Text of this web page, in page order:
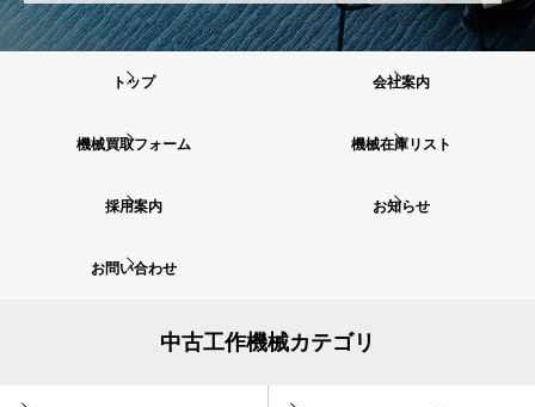
トップ 会社案内
機械買取フォーム 機械在庫リスト
採用案内 お知らせ
お問い合わせ
中古工作機械カテゴリ